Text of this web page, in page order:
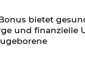
bietet
und finanzielle